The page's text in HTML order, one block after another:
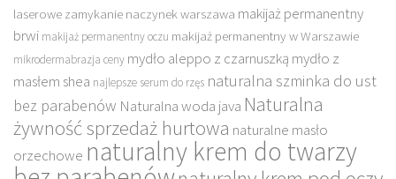
laserowe zamykanie naczynek warszawa makijaż permanentny
brwi makijaż permanentny oczu makijaż permanentny w Warszawie
mikrodermabrazja ceny mydło aleppo z czarnuszką mydło z
masłem shea najlepsze serum do rzęs naturalna szminka do ust
bez parabenów Naturalna woda java Naturalna
żywność sprzedaż hurtowa naturalne masło
orzechowe naturalny krem do twarzy